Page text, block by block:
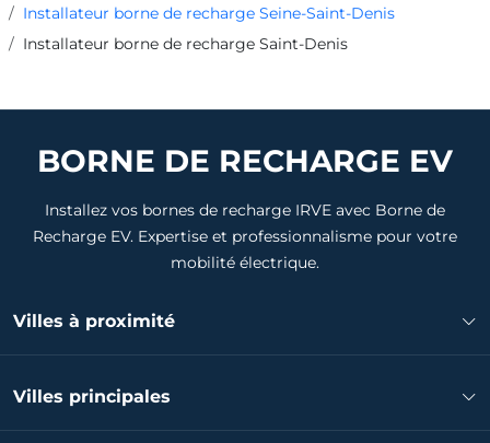
Installateur borne de recharge Seine-Saint-Denis
Installateur borne de recharge Saint-Denis
BORNE DE RECHARGE EV
Installez vos bornes de recharge IRVE avec Borne de
Recharge EV. Expertise et professionnalisme pour votre
mobilité électrique.
Villes à proximité
Installateur borne de recharge Villeneuve-la-Garenne
Installateur borne de recharge La Courneuve
Villes principales